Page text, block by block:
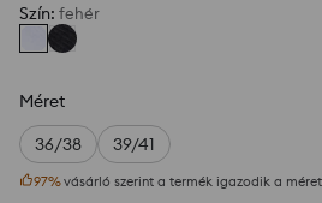
Szín: fehér
Méret
36/38 39/41
97%vásárló szerint a termék igazodik a